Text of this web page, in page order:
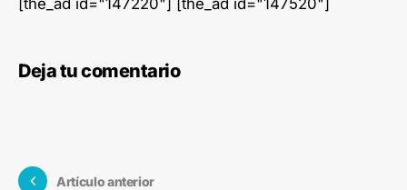
[the_ad id="147220"] [the_ad id="147520"]
Deja tu comentario
Artículo anterior